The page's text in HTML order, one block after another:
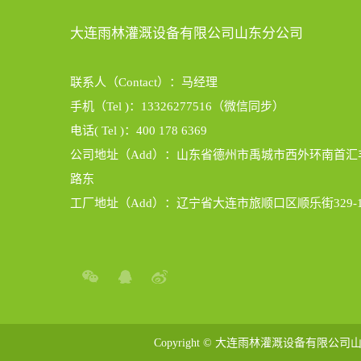
大连雨林灌溉设备有限公司山东分公司
联系人（Contact）：马经理
手机（Tel )：13326277516（微信同步）
电话( Tel )：400 178 6369
公司地址（Add）：山东省德州市禹城市西外环南首
路东
工厂地址（Add）：辽宁省大连市旅顺口区顺乐街
Copyright © 大连雨林灌溉设备有限公司